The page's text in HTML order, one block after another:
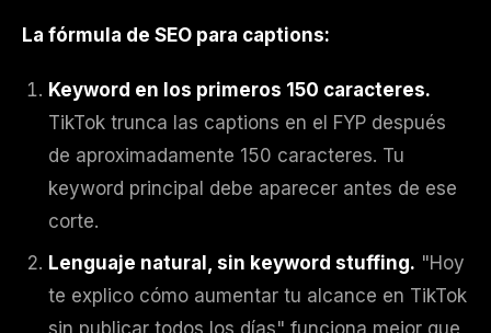
La fórmula de SEO para captions:
Keyword en los primeros 150 caracteres.
TikTok trunca las captions en el FYP después
de aproximadamente 150 caracteres. Tu
keyword principal debe aparecer antes de ese
corte.
Lenguaje natural, sin keyword stuffing. "Hoy
te explico cómo aumentar tu alcance en TikTok
sin publicar todos los días" funciona mejor que